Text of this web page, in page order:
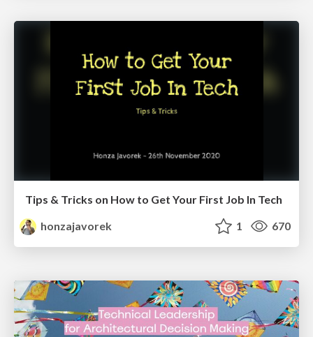
Tips & Tricks on How to Get Your First Job In Tech
honzajavorek
1 670